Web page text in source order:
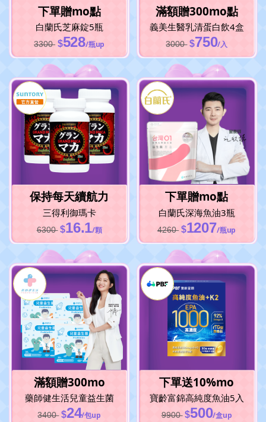
下單贈mo點
白蘭氏芝麻錠5瓶
3300 $528/瓶up
滿額贈300mo點
義美生醫乳清蛋白飲4盒
3000 $750/入
保持每天續航力
三得利御瑪卡
6300 $16.1/顆
下單贈mo點
白蘭氏深海魚油3瓶
4260 $1207/瓶up
滿額贈300mo
藥師健生活兒童益生菌
3400 $24/包up
下單送10%mo
寶齡富錦高純度魚油5入
9900 $500/盒up